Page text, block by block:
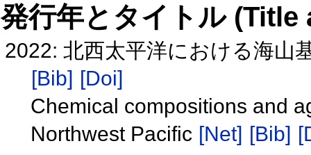
発行年とタイトル
2022: 北西太平洋における海山
[Bib] [Doi]
Chemical compositions and
Northwest Pacific [Net] [Bib]